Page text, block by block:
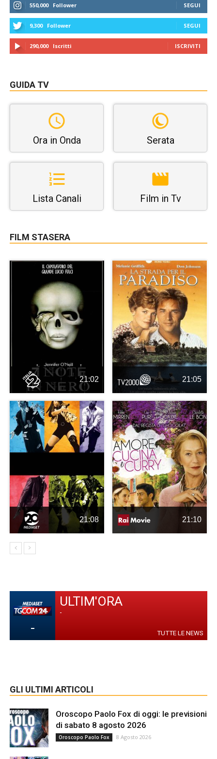
550,000 Follower SEGUI
9,300 Follower SEGUI
290,000 Iscritti ISCRIVITI
GUIDA TV
Ora in Onda Serata
Lista Canali Film in Tv
FILM STASERA
21:02 21:05
21:08 21:10
-
ULTIM'ORA
-
TUTTE LE NEWS
GLI ULTIMI ARTICOLI
Oroscopo Paolo Fox di oggi: le previsioni
di sabato 8 agosto 2026
Oroscopo Paolo Fox 8 Agosto 2026